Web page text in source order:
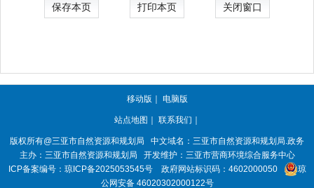
保存本页 打印本页 关闭窗口
移动版 ｜ 电脑版
站点地图 ｜ 联系我们 ｜
版权所有@三亚市自然资源和规划局
中文域名：三亚市自然资源和规划局.政务
主办：三亚市自然资源和规划局
开发维护：三亚市营商环境综合服务中心
ICP备案编号： 琼ICP备2025053545号 政府网站标识码： 4602000050
琼
公网安备 46020302000122号